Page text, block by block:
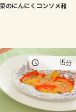
のにんにくコンソメ和
15分